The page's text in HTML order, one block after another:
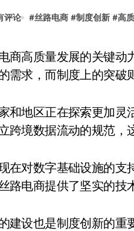
评论 #丝路电商 #制度创新 #高
需求，而制度上的突
和地区正在探索更加
跨境数据流动的规范
在对数字基础设施的
路电商提供了坚实的技
建设也是制度创新的